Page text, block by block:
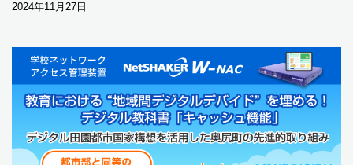
2024年11月27日